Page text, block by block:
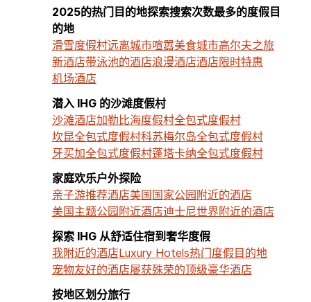
2025的热门目的地探索搜索次数最多的度假目
的地
滑雪度假村远离城市喧嚣美食城市高尔夫之旅
新酒店带泳池的酒店浪漫酒店酒店限时特惠
机场酒店
潜入 IHG 的沙滩度假村
沙滩酒店加勒比海度假村全包式度假村
坎昆全包式度假村科苏梅尔岛全包式度假村
牙买加全包式度假村蓬塔卡纳全包式度假村
家庭欢乐户外探险
亲子游推荐酒店美国国家公园附近的酒店
美国主题公园附近酒店迪士尼世界附近的酒店
探索 IHG 从舒适住宿到奢华度假
我附近的酒店Luxury Hotels热门度假目的地
宠物友好的酒店屡获殊荣的顶级豪华酒店
按地区划分旅行